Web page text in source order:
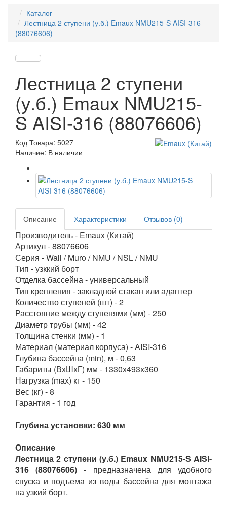
Каталог
Лестница 2 ступени (у.б.) Emaux NMU215-S AISI-316
(88076606)
Лестница 2 ступени
(у.б.) Emaux NMU215-
S AISI-316 (88076606)
Код Товара: 5027
Наличие: В наличии
Описание Характеристики Отзывов (0)
Производитель - Emaux (Китай)
Артикул - 88076606
Серия - Wall / Muro / NMU / NSL / NMU
Тип - узккий борт
Отделка бассейна - универсальный
Тип крепления - закладной стакан или адаптер
Количество ступеней (шт) - 2
Расстояние между ступенями (мм) - 250
Диаметр трубы (мм) - 42
Толщина стенки (мм) - 1
Материал (материал корпуса) - AISI-316
Глубина бассейна (min), м - 0,63
Габариты (ВхШхГ) мм - 1330х493х360
Нагрузка (mах) кг - 150
Вес (кг) - 8
Гарантия - 1 год
Глубина установки: 630 мм
Описание
Лестница 2 ступени (у.б.) Emaux NMU215-S AISI-
316 (88076606) - предназначена для удобного
спуска и подъема из воды бассейна для монтажа
на узкий борт.